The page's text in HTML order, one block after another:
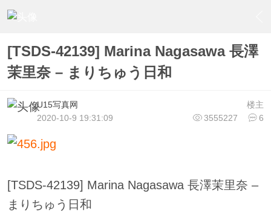
[TSDS-42139] Marina Nagasawa 長澤
茉里奈 – まりちゅう日和
楼主
U15写真网
3555227
6
2020-10-9 19:31:09
[TSDS-42139] Marina Nagasawa 長澤茉里奈 –
まりちゅう日和